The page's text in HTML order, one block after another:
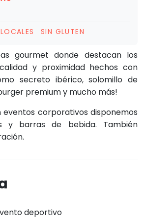
SIN GLUTEN
gourmet donde destacan los
y proximidad hechos con
secreto ibérico, solomillo de
premium y mucho más!
eventos corporativos disponemos
y barras de bebida. También
deportivo